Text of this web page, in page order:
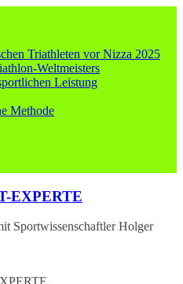
Triathleten vor Nizza 2025
Weltmeisters
Leistung
Methode
EXPERTE
Sportwissenschaftler Holger